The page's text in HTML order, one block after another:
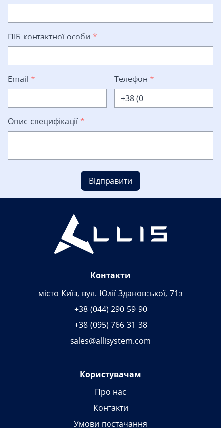
Контакти
місто Київ, вул. Юлії Здановської, 71з
+38 (044) 290 59 90
+38 (095) 766 31 38
sales@allisystem.com
Користувачам
Про нас
Контакти
Умови постачання
ПІБ контактної особи *
Email * Телефон *
Опис специфікації *
Відправити